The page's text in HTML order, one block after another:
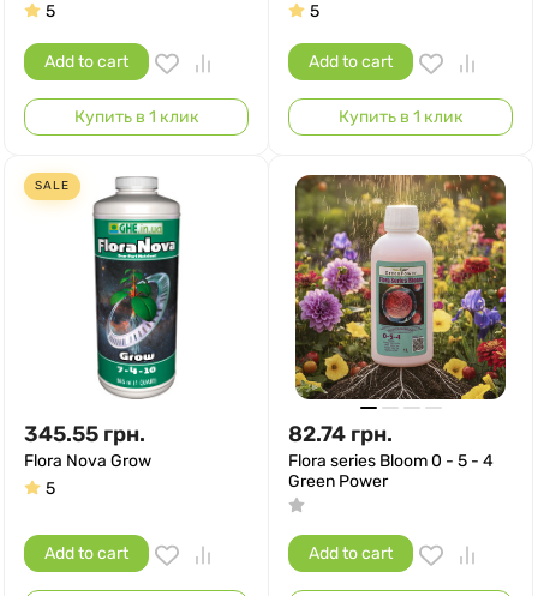
5
Add to cart
Купить в 1 клик
5
Add to cart
Купить в 1 клик
SALE
345.55 грн.
Flora Nova Grow
5
Add to cart
82.74 грн.
Flora series Bloom 0 - 5 - 4
Green Power
Add to cart